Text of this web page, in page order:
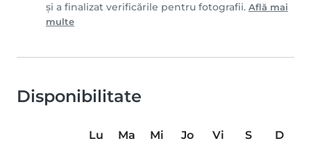
și a finalizat verificările pentru fotografii. Află mai
multe
Disponibilitate
Lu Ma Mi Jo Vi S
D